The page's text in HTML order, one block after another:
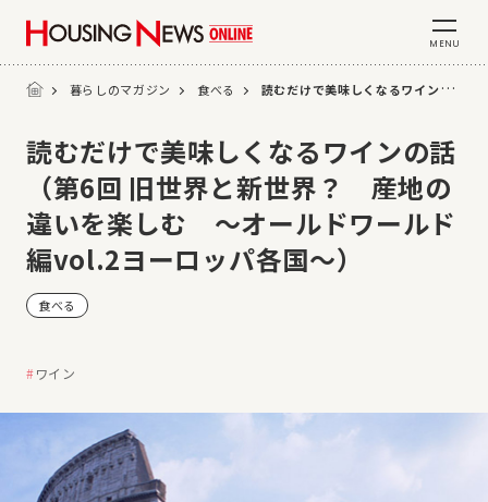
MENU
暮らしのマガジン 食べる 読むだけで美味しくなるワインの話（第6回 旧世界と新世界？ 産地の違いを楽しむ 〜オールドワールド編vol.2ヨーロッパ各国〜）
読むだけで美味しくなるワインの話
（第6回 旧世界と新世界？ 産地の
違いを楽しむ 〜オールドワールド
編vol.2ヨーロッパ各国〜）
食べる
ワイン